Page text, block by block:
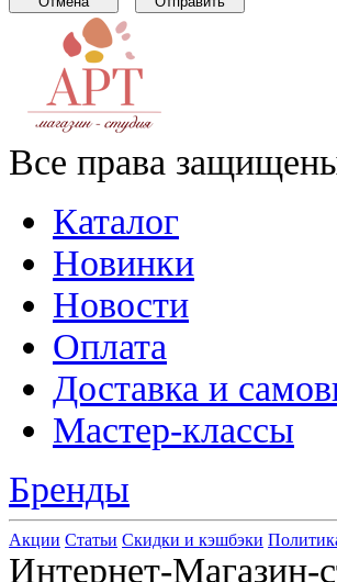
Все права
Каталог
Новинки
Новости
Оплата
Доставка и
Мастер-классы
Бренды
Акции Статьи Скидки и кэшбэки
Интернет-